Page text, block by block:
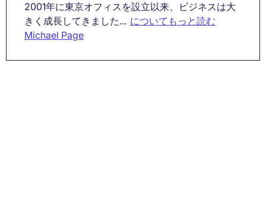
2001年に東京オフィスを設立以来、ビジネスは大
きく成長してきました... についてもっと読む
Michael Page